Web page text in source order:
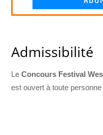
Admissibilité
LeConcours Festival
est ouvert à toute